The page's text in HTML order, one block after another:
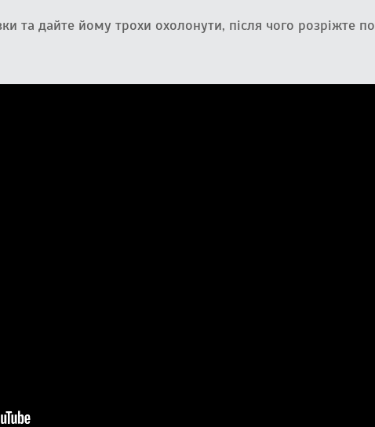
та дайте йому трохи охолонути, після чого розріжте по